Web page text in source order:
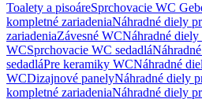
Toalety a pisoáreSprchovacie WC
kompletné zariadeniaNáhradné diely
zariadeniaZávesné WCNáhradné diely
WCSprchovacie WC sedadlá
sedadláPre keramiky WCNáhradné
WCDizajnové panelyNáhradné diely
kompletné zariadeniaNáhradné diely